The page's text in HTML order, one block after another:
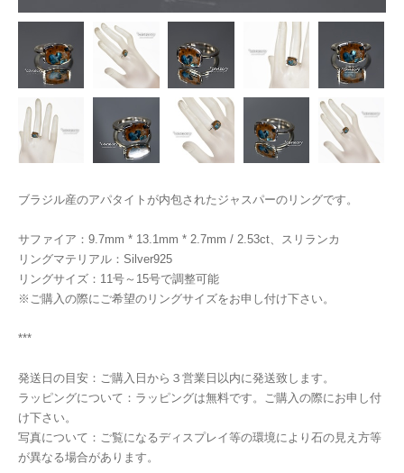
ブラジル産のアパタイトが内包されたジャスパーのリングです。
サファイア：9.7mm * 13.1mm * 2.7mm / 2.53ct、スリランカ
リングマテリアル：Silver925
リングサイズ：11号～15号で調整可能
※ご購入の際にご希望のリングサイズをお申し付け下さい。
***
発送日の目安：ご購入日から３営業日以内に発送致します。
ラッピングについて：ラッピングは無料です。ご購入の際にお申し付
け下さい。
写真について：ご覧になるディスプレイ等の環境により石の見え方等
が異なる場合があります。